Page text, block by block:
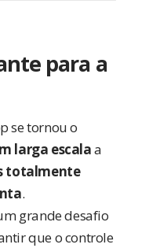
para a
se tornou o
larga escalaa
totalmente
.
grande desafio
que o controle